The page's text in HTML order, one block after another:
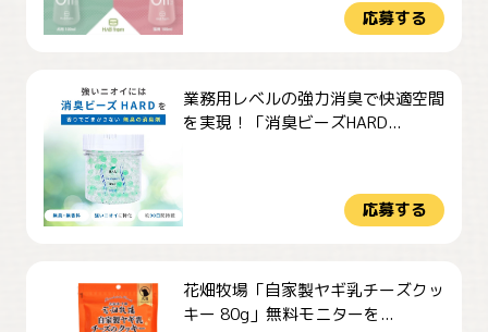
応募する
業務用レベルの強力消臭で快適空間
を実現！「消臭ビーズHARD...
応募する
花畑牧場「自家製ヤギ乳チーズクッ
キー 80g」無料モニターを...